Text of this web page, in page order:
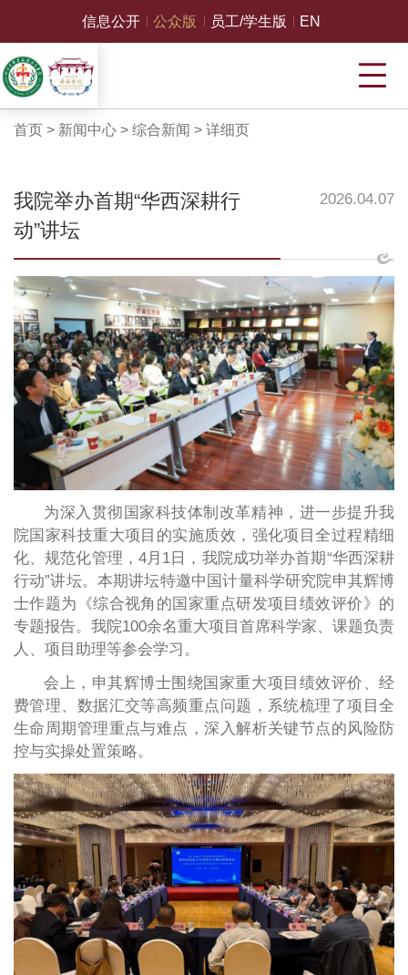
信息公开 公众版 员工/学生版 EN
首页 > 新闻中心> 综合新闻 > 详细页
我院举办首期“华西深耕行
动”讲坛
2026.04.07
为深入贯彻国家科技体制改革精神，进一步提升我
院国家科技重大项目的实施质效，强化项目全过程精细
化、规范化管理，4月1日，我院成功举办首期“华西深耕
行动”讲坛。本期讲坛特邀中国计量科学研究院申其辉博
士作题为《综合视角的国家重点研发项目绩效评价》的
专题报告。我院100余名重大项目首席科学家、课题负责
人、项目助理等参会学习。
会上，申其辉博士围绕国家重大项目绩效评价、经
费管理、数据汇交等高频重点问题，系统梳理了项目全
生命周期管理重点与难点，深入解析关键节点的风险防
控与实操处置策略。